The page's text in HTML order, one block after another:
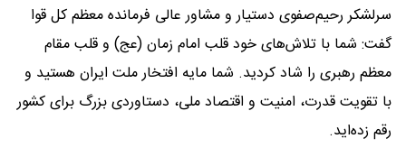
سرلشکر رحیم‌صفوی دستیار و مشاور عالی فرمانده معظم کل قوا
گفت: شما با تلاش‌های خود قلب امام زمان (عج) و قلب مقام
معظم رهبری را شاد کردید. شما مایه افتخار ملت ایران هستید و
با تقویت قدرت، امنیت و اقتصاد ملی، دستاوردی بزرگ برای کشور
رقم زده‌اید.